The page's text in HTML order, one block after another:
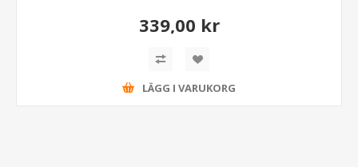
339,00 kr
LÄGG I VARUKORG